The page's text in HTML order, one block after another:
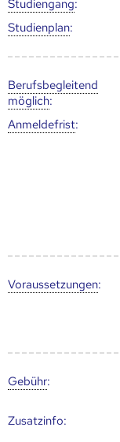
Studien­gang:
Studien­plan:
Berufs­begleitend
möglich:
Anmelde­frist:
Voraus­setzungen:
Gebühr:
Zusatz­info: